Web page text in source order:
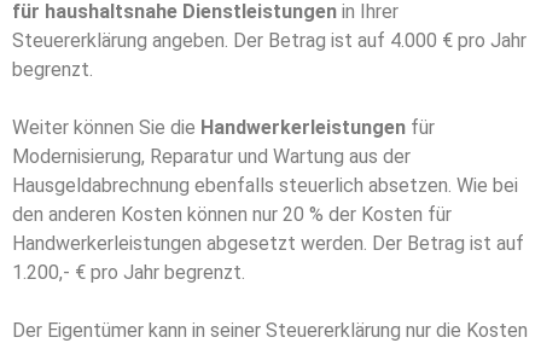
für haushaltsnahe Dienstleistungen in Ihrer
Steuererklärung angeben. Der Betrag ist auf 4.000 € pro Jahr
begrenzt.
Weiter können Sie die Handwerkerleistungen für
Modernisierung, Reparatur und Wartung aus der
Hausgeldabrechnung ebenfalls steuerlich absetzen. Wie bei
den anderen Kosten können nur 20 % der Kosten für
Handwerkerleistungen abgesetzt werden. Der Betrag ist auf
1.200,- € pro Jahr begrenzt.
Der Eigentümer kann in seiner Steuererklärung nur die Kosten